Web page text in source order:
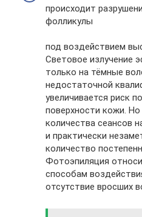
происходит
фолликулы
под воздействием
Световое излучение
только на тёмные
недостаточной
увеличивается риск
поверхности кожи.
количества сеансов
и практически
количество
Фотоэпиляция
способам
отсутствие вросших